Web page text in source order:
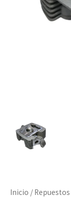
Inicio / Repuestos